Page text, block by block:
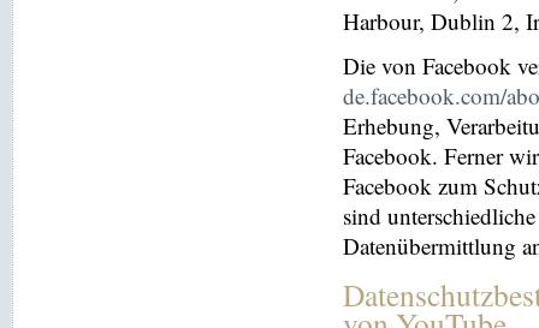
Harbour, Dublin 2,
Die von Facebook
de.facebook.com/
Erhebung,
Facebook. Ferner
Facebook zum
sind
Datenübermittlung